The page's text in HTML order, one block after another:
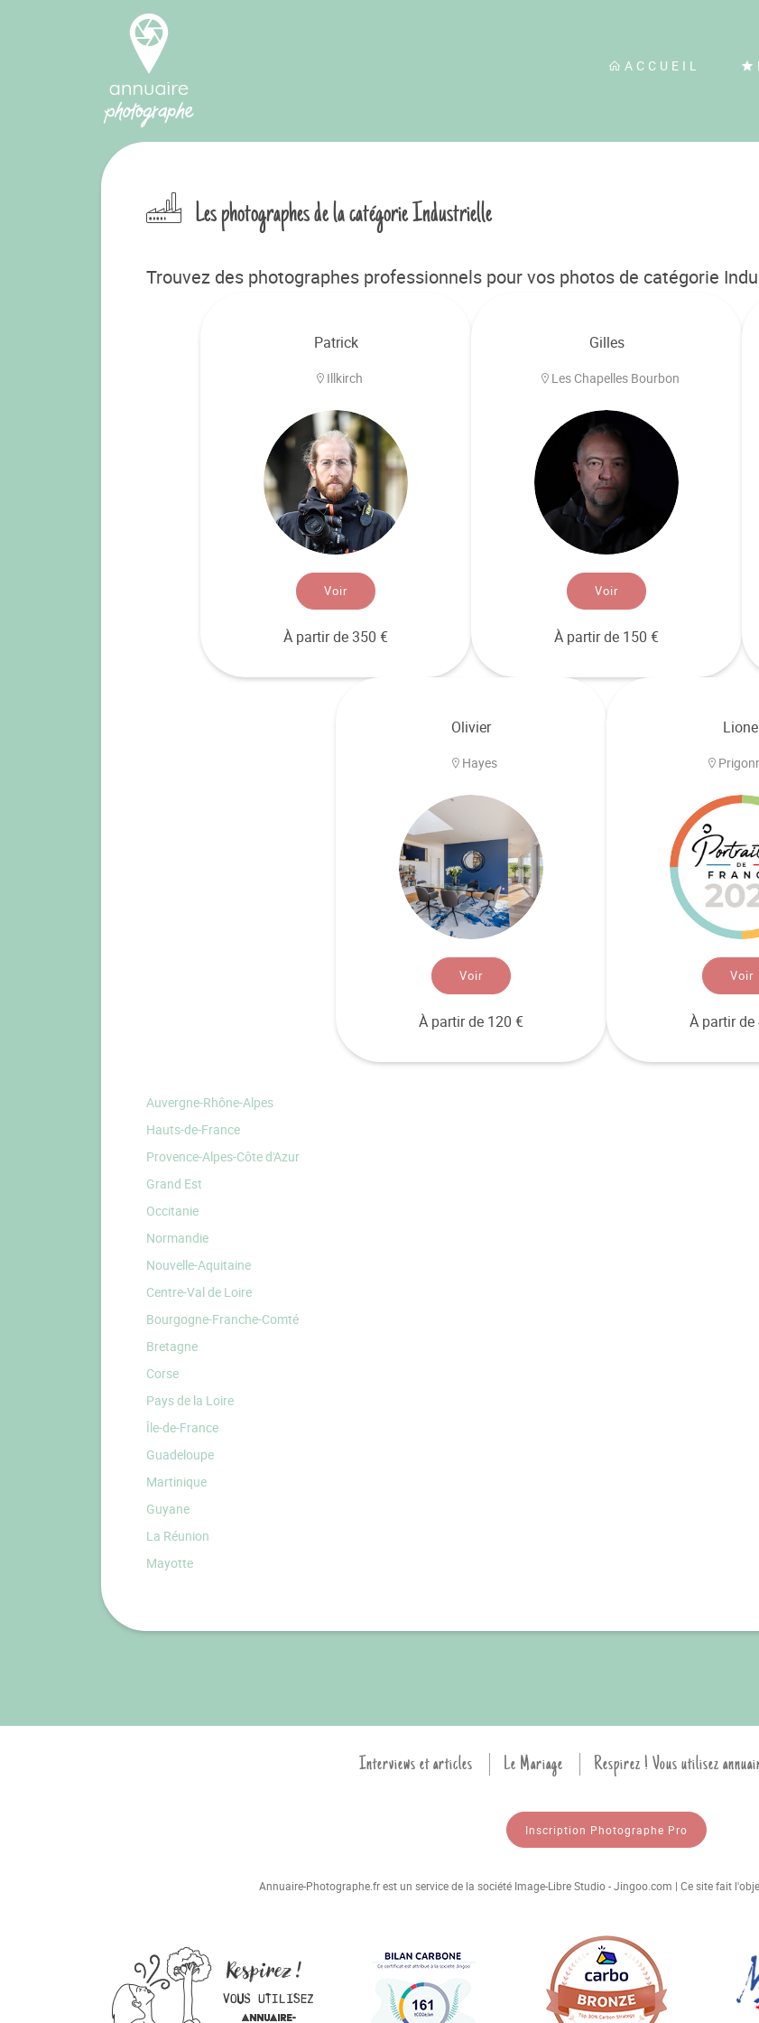
ACCUEIL
Les photographes de la catégorie Industrielle
Trouvez des photographes professionnels pour vos photos de catégorie
Patrick
Illkirch
Voir
À partir de 350 €
Gilles
Les Chapelles Bourbon
Voir
À partir de 150 €
Olivier
Hayes
Voir
À partir de 120 €
Voir
À partir de
Auvergne-Rhône-Alpes
Hauts-de-France
Provence-Alpes-Côte d'Azur
Grand Est
Occitanie
Normandie
Nouvelle-Aquitaine
Centre-Val de Loire
Bourgogne-Franche-Comté
Bretagne
Corse
Pays de la Loire
Île-de-France
Guadeloupe
Martinique
Guyane
La Réunion
Mayotte
Interviews et articles Le Mariage Respirez ! Vous utilisez
Inscription Photographe Pro
Annuaire-Photographe.fr est un service de la société Image-Libre Studio - Jingoo.com | Ce site fait